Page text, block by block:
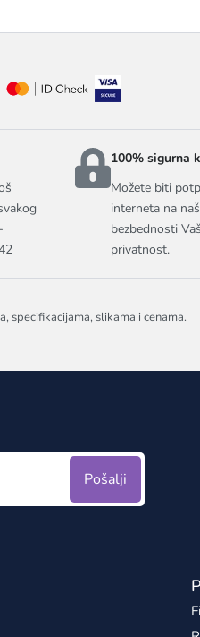
100% sigurna
Možete biti
interneta na
bezbednosti
privatnost.
specifikacijama, slikama i cenama.
Pošalji